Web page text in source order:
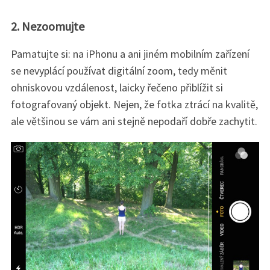
2. Nezoomujte
Pamatujte si: na iPhonu a ani jiném mobilním zařízení
se nevyplácí používat digitální zoom, tedy měnit
ohniskovou vzdálenost, laicky řečeno přiblížit si
fotografovaný objekt. Nejen, že fotka ztrácí na kvalitě,
ale většinou se vám ani stejně nepodaří dobře zachytit.